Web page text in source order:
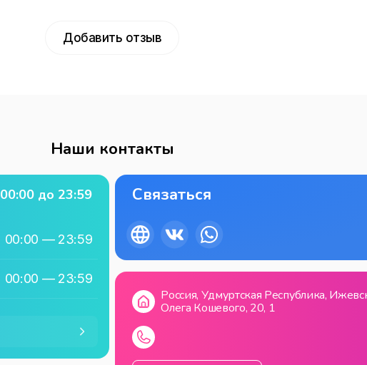
Добавить отзыв
Наши контакты
00:00 до 23:59
00:00 — 23:59
00:00 — 23:59
00:00—23:59
Связаться
Россия, Удмуртская Республика,
Олега Кошевого, 20, 1